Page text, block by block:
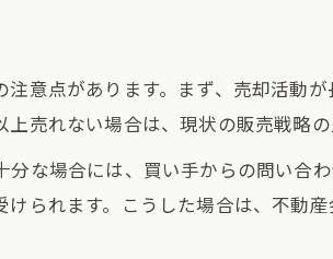
意点があります。まず、売却活動
売れない場合は、現状の販売戦略の
な場合には、買い手からの問い合
られます。こうした場合は、不動